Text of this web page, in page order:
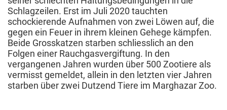
Schlagzeilen. Erst im Juli 2020 tauchten
schockierende Aufnahmen von zwei Löwen auf, die
gegen ein Feuer in ihrem kleinen Gehege kämpfen.
Beide Grosskatzen starben schliesslich an den
Folgen einer Rauchgasvergiftung. In den
vergangenen Jahren wurden über 500 Zootiere als
vermisst gemeldet, allein in den letzten vier Jahren
starben über zwei Dutzend Tiere im Marghazar Zoo.